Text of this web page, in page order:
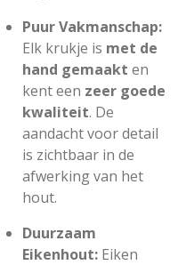
Puur Vakmanschap:
Elk krukje is met de
hand gemaakt en
kent een zeer goede
kwaliteit. De
aandacht voor detail
is zichtbaar in de
afwerking van het
hout.
Duurzaam
Eikenhout: Eiken